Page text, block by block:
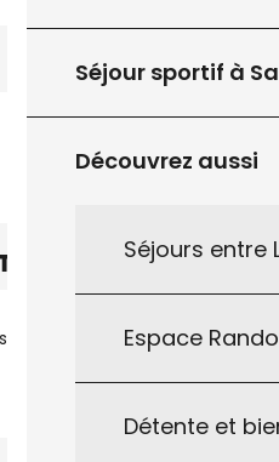
Séjour sportif à
Découvrez aussi
Séjours entre
Espace
Détente et